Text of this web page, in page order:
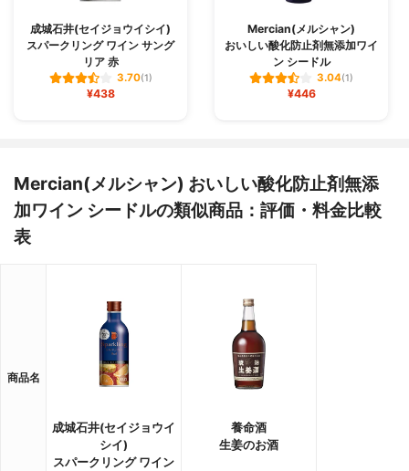
成城石井(セイジョウイシイ)
スパークリング ワイン サング
リア 赤
3.70(1)
¥438
Mercian(メルシャン)
おいしい酸化防止剤無添加ワイ
ン シードル
3.04(1)
¥446
Mercian(メルシャン) おいしい酸化防止剤無添
加ワイン シードルの類似商品：評価・料金比較
表
商品名
成城石井(セイジョウイ
シイ)
スパークリング ワイン
養命酒
生姜のお酒